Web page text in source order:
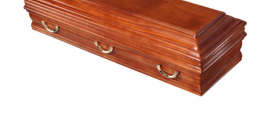
Alvalade